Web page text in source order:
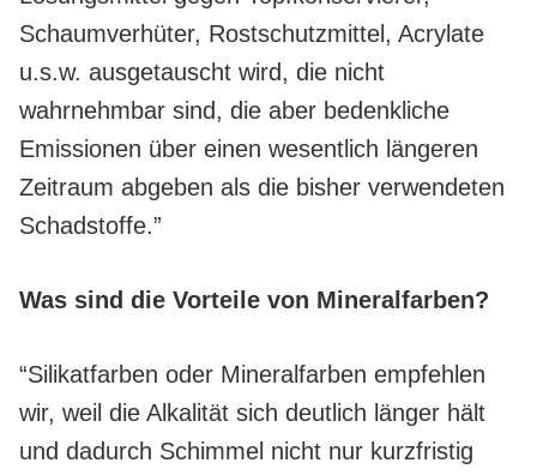
Schaumverhüter, Rostschutzmittel, Acrylate
u.s.w. ausgetauscht wird, die nicht
wahrnehmbar sind, die aber bedenkliche
Emissionen über einen wesentlich längeren
Zeitraum abgeben als die bisher verwendeten
Schadstoffe.”
Was sind die Vorteile von Mineralfarben?
“Silikatfarben oder Mineralfarben empfehlen
wir, weil die Alkalität sich deutlich länger hält
und dadurch Schimmel nicht nur kurzfristig